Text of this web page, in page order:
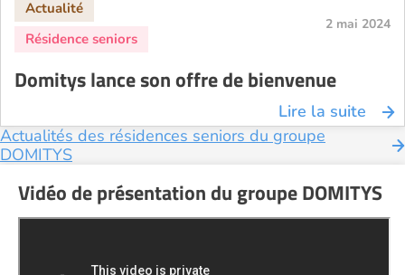
2 mai 2024
Domitys lance son offre de bienvenue
Lire la suite
Actualités des résidences seniors du groupe
DOMITYS
Vidéo de présentation du groupe DOMITYS